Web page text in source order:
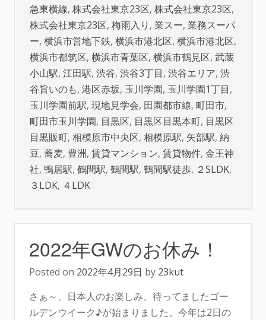
急東横線, 株式会社東京23区, 株式会社東京23区,
株式会社東京23区, 梅雨入り , 業スー, 業務スーパ
ー, 横浜市営地下鉄, 横浜市港北区, 横浜市港北区,
横浜市都筑区, 横浜市青葉区, 横浜市鶴見区, 武蔵
小山駅, 江田駅, 渋谷, 渋谷3丁目, 渋谷エリア, 渋
谷旨いのも, 港区赤坂, 玉川学園, 玉川学園1丁目,
玉川学園前駅, 現地見学会, 田園都市線, 町田市,
町田市玉川学園, 目黒区, 目黒区目黒本町, 目黒区
目黒販町, 相模原市中央区, 相模原駅, 矢部駅, 納
豆, 蕎麦, 豊洲, 賃貸マンション, 賃貸物件, 金王神
社, 鴨居駅, 鶴間駅, 鶴間駅, 鶴間駅徒歩, ２SLDK,
３LDK, ４LDK
2022年GWのお休み！
Posted on 2022年4月29日 by 23kut
さぁ～、日本人のお楽しみ、待ってましたゴー
ルデンウイーク♪が始まりました。今年は2日の